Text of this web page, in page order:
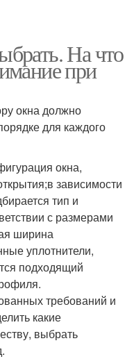
На что
при
окна должно
для каждого
окна,
зависимости
тип и
с размерами
ширина
уплотнители,
подходящий
требований и
какие
выбрать